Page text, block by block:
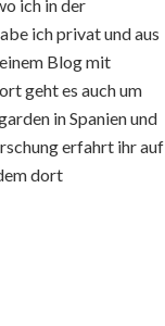
ich in der
ich privat und aus
Blog mit
geht es auch um
in Spanien und
erfahrt ihr auf
dort